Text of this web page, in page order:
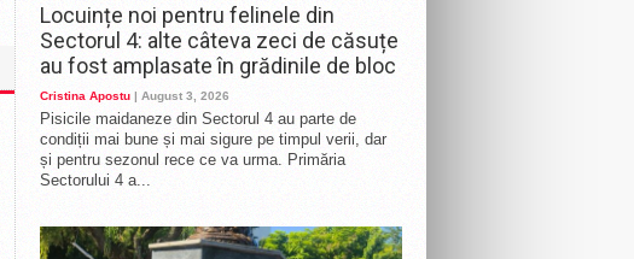
Locuințe noi pentru felinele din
Sectorul 4: alte câteva zeci de căsuțe
au fost amplasate în grădinile de bloc
Cristina Apostu | August 3, 2026
Pisicile maidaneze din Sectorul 4 au parte de
condiții mai bune și mai sigure pe timpul verii, dar
și pentru sezonul rece ce va urma. Primăria
Sectorului 4 a...